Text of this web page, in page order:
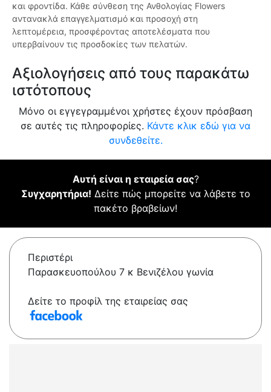
και φροντίδα. Κάθε σύνθεση της Ανθολογίας Flowers
αντανακλά επαγγελματισμό και προσοχή στη
λεπτομέρεια, προσφέροντας αποτελέσματα που
υπερβαίνουν τις προσδοκίες των πελατών.
Αξιολογήσεις από τους παρακάτω
ιστότοπους
Μόνο οι εγγεγραμμένοι χρήστες έχουν πρόσβαση
σε αυτές τις πληροφορίες. Κάντε κλικ εδώ για να
συνδεθείτε.
Αυτή είναι η εταιρεία σας?
Συγχαρητήρια! Δείτε πώς μπορείτε να λάβετε το
πακέτο βραβείων!
Περιστέρι
Παρασκευοπούλου 7 κ Βενιζέλου γωνία
Δείτε το προφίλ της εταιρείας σας